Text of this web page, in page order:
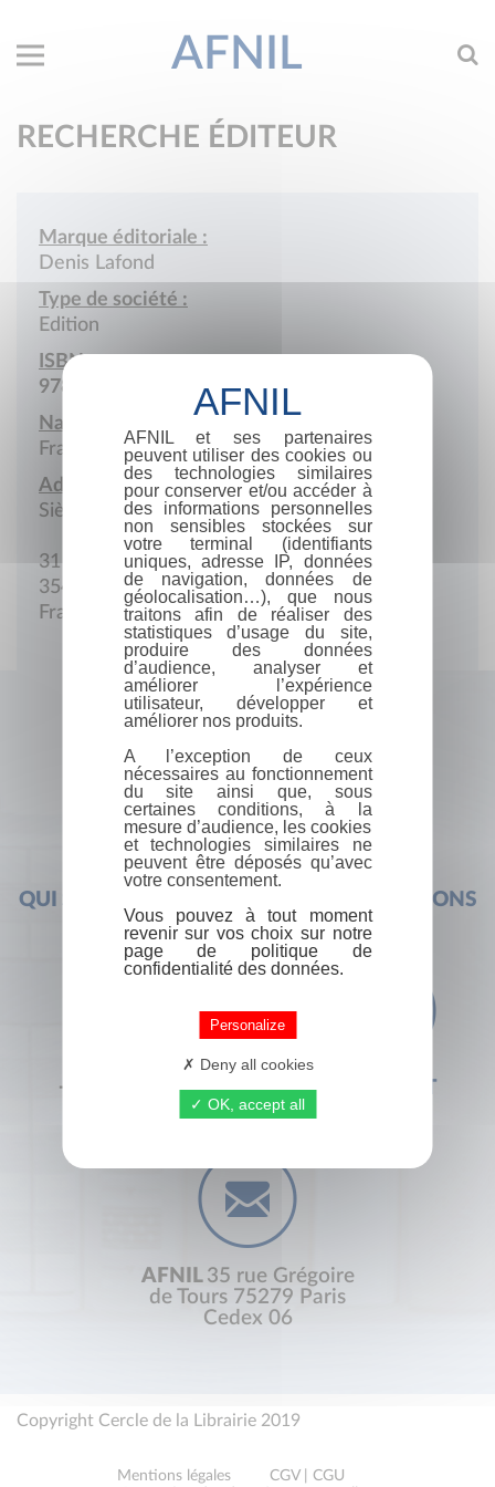
AFNIL
RECHERCHE ÉDITEUR
Marque éditoriale :
Denis Lafond
Type de société :
Edition
ISBN :
978-2-9516887
Nationalité :
France
Adresse :
Siège social
31 Avenue du 47e RI
35400 Saint-Malo
France
QUI SOMMES-NOUS ? FOIRE AUX QUESTIONS
+33 (0) 1 44 41 29 19 CONTACT
AFNIL 35 rue Grégoire
de Tours 75279 Paris
Cedex 06
Copyright Cercle de la Librairie 2019
Mentions légales
CGV | CGU
AFNIL et ses partenaires
peuvent utiliser des cookies ou
des technologies similaires
pour conserver et/ou accéder à
des informations personnelles
non sensibles stockées sur
votre terminal (identifiants
uniques, adresse IP, données
de navigation, données de
géolocalisation…), que nous
traitons afin de réaliser des
statistiques d’usage du site,
produire des données
d’audience, analyser et
améliorer l’expérience
utilisateur, développer et
améliorer nos produits.
A l’exception de ceux
nécessaires au fonctionnement
du site ainsi que, sous
certaines conditions, à la
mesure d’audience, les cookies
et technologies similaires ne
peuvent être déposés qu’avec
votre consentement.
Vous pouvez à tout moment
revenir sur vos choix sur notre
page de politique de
confidentialité des données.
Personalize
Deny all cookies
OK, accept all